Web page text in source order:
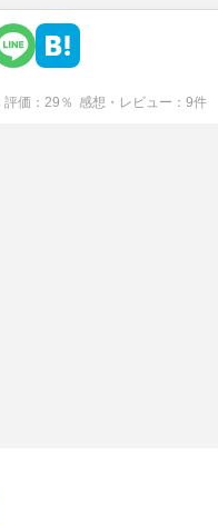
評価 29 ％ 感想・レビュー 9件